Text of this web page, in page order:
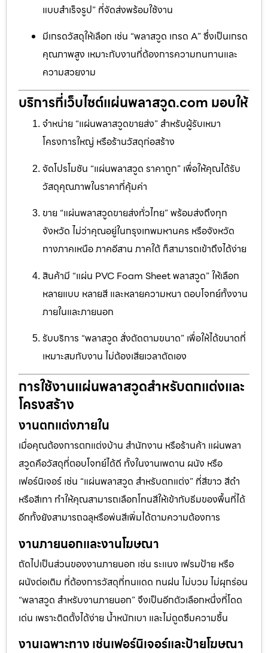
แบบสำเร็จรูป” ที่จัดส่งพร้อมใช้งาน
มีเกรดวัสดุให้เลือก เช่น “พลาสวูด เกรด A” ซึ่งเป็นเกรด
คุณภาพสูง เหมาะกับงานที่ต้องการความทนทานและ
ความสวยงาม
บริการที่เว็บไซต์แผ่นพลาสวูด.com มอบให้
จำหน่าย “แผ่นพลาสวูดขายส่ง” สำหรับผู้รับเหมา
โครงการใหญ่ หรือร้านวัสดุก่อสร้าง
จัดโปรโมชัน “แผ่นพลาสวูด ราคาถูก” เพื่อให้คุณได้รับ
วัสดุคุณภาพในราคาที่คุ้มค่า
ขาย “แผ่นพลาสวูดขายส่งทั่วไทย” พร้อมส่งถึงทุก
จังหวัด ไม่ว่าคุณอยู่ในกรุงเทพมหานคร หรือจังหวัด
ทางภาคเหนือ ภาคอีสาน ภาคใต้ ก็สามารถเข้าถึงได้ง่าย
สินค้ามี “แผ่น PVC Foam Sheet พลาสวูด” ให้เลือก
หลายแบบ หลายสี และหลายความหนา ตอบโจทย์ทั้งงาน
ภายในและภายนอก
รับบริการ “พลาสวูด สั่งตัดตามขนาด” เพื่อให้ได้ขนาดที่
เหมาะสมกับงาน ไม่ต้องเสียเวลาตัดเอง
การใช้งานแผ่นพลาสวูดสำหรับตกแต่งและ
โครงสร้าง
งานตกแต่งภายใน
เมื่อคุณต้องการตกแต่งบ้าน สำนักงาน หรือร้านค้า แผ่นพลา
สวูดคือวัสดุที่ตอบโจทย์ได้ดี ทั้งในงานเพดาน ผนัง หรือ
เฟอร์นิเจอร์ เช่น “แผ่นพลาสวูด สำหรับตกแต่ง” ที่สีขาว สีดำ
หรือสีเทา ทำให้คุณสามารถเลือกโทนสีให้เข้ากับธีมของพื้นที่ได้
อีกทั้งยังสามารถฉลุหรือพ่นสีเพิ่มได้ตามความต้องการ
งานภายนอกและงานโฆษณา
ถัดไปเป็นส่วนของงานภายนอก เช่น ระแนง เฟรมป้าย หรือ
ผนังต่อเติม ที่ต้องการวัสดุที่ทนแดด ทนฝน ไม่บวม ไม่ผุกร่อน
“พลาสวูด สำหรับงานภายนอก” จึงเป็นอีกตัวเลือกหนึ่งที่โดด
เด่น เพราะติดตั้งได้ง่าย น้ำหนักเบา และไม่ดูดซึมความชื้น
งานเฉพาะทาง เช่นเฟอร์นิเจอร์และป้ายโฆษณา